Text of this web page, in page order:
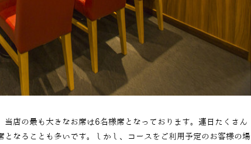
当店の最も大きなお席は6名様席となっております。連日たくさん
なることも多いです。しかし、コースをご利用予定のお客様の場